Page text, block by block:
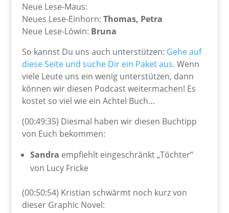
Neue Lese-Maus:
Neues Lese-Einhorn: Thomas, Petra
Neue Lese-Löwin: Bruna
So kannst Du uns auch unterstützen: Gehe auf
diese Seite und suche Dir ein Paket aus. Wenn
viele Leute uns ein wenig unterstützen, dann
können wir diesen Podcast weitermachen! Es
kostet so viel wie ein Achtel Buch…
(00:49:35) Diesmal haben wir diesen Buchtipp
von Euch bekommen:
Sandra empfiehlt eingeschränkt „Töchter“
von Lucy Fricke
(00:50:54) Kristian schwärmt noch kurz von
dieser Graphic Novel: